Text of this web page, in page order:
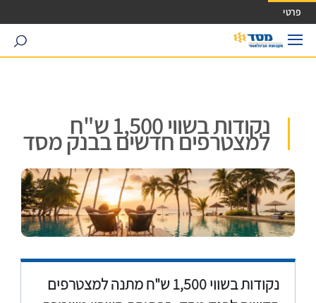
גישה ישירה לכפתור כניסה לחשבונך
פרטי
search
נקודות בשווי 1,500 ש"ח
למצטרפים חדשים בבנק מסד
נקודות בשווי 1,500 ש"ח מתנה למצטרפים